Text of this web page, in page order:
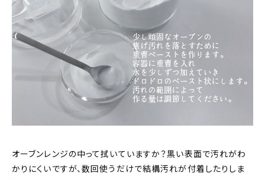
オーブンレンジの中って拭いていますか？黒い表面で汚れがわ
かりにくいですが、数回使うだけで結構汚れが付着したりしま